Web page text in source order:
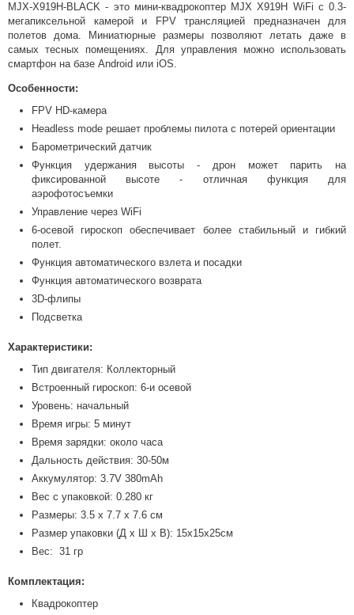
MJX-X919H-BLACK - это мини-квадрокоптер MJX X919H WiFi c 0.3-
мегапиксельной камерой и FPV трансляцией предназначен для
полетов дома. Миниатюрные размеры позволяют летать даже в
самых тесных помещениях. Для управления можно использовать
смартфон на базе Android или iOS.
Особенности:
FPV HD-камера
Headless mode решает проблемы пилота с потерей ориентации
Барометрический датчик
Функция удержания высоты - дрон может парить на
фиксированной высоте - отличная функция для
аэрофотосъемки
Управление через WiFi
6-осевой гироскоп обеспечивает более стабильный и гибкий
полет.
Функция автоматического взлета и посадки
Функция автоматического возврата
3D-флипы
Подсветка
Характеристики:
Тип двигателя: Коллекторный
Встроенный гироскоп: 6-и осевой
Уровень: начальный
Время игры: 5 минут
Время зарядки: около часа
Дальность действия: 30-50м
Аккумулятор: 3.7V 380mAh
Вес с упаковкой: 0.280 кг
Размеры: 3.5 х 7.7 х 7.6 см
Размер упаковки (Д x Ш x В): 15х15х25см
Вес: 31 гр
Комплектация:
Квадрокоптер